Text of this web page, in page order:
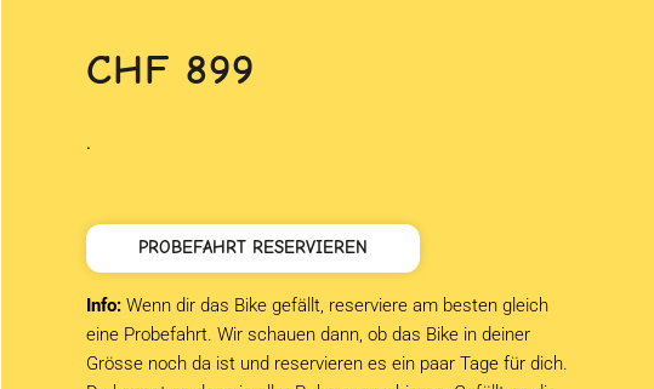
CHF 899
.
PROBEFAHRT RESERVIEREN
Info: Wenn dir das Bike gefällt, reserviere am besten gleich
eine Probefahrt. Wir schauen dann, ob das Bike in deiner
Grösse noch da ist und reservieren es ein paar Tage für dich.